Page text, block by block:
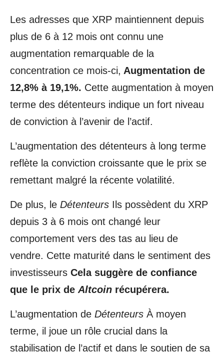
Les adresses que XRP maintiennent depuis
plus de 6 à 12 mois ont connu une
augmentation remarquable de la
concentration ce mois-ci, Augmentation de
12,8% à 19,1%. Cette augmentation à moyen
terme des détenteurs indique un fort niveau
de conviction à l’avenir de l’actif.
L’augmentation des détenteurs à long terme
reflète la conviction croissante que le prix se
remettant malgré la récente volatilité.
De plus, le Détenteurs Ils possèdent du XRP
depuis 3 à 6 mois ont changé leur
comportement vers des tas au lieu de
vendre. Cette maturité dans le sentiment des
investisseurs Cela suggère de confiance
que le prix deAltcoin récupérera.
L’augmentation de Détenteurs À moyen
terme, il joue un rôle crucial dans la
stabilisation de l’actif et dans le soutien de sa